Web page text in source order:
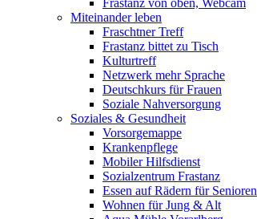
Frastanz von oben, Webcam
Miteinander leben
Fraschtner Treff
Frastanz bittet zu Tisch
Kulturtreff
Netzwerk mehr Sprache
Deutschkurs für Frauen
Soziale Nahversorgung
Soziales & Gesundheit
Vorsorgemappe
Krankenpflege
Mobiler Hilfsdienst
Sozialzentrum Frastanz
Essen auf Rädern für Senioren
Wohnen für Jung & Alt